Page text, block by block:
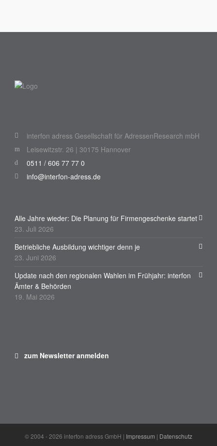
interfon adress Gesellschaft für AdressenResearch mbH
Leisewitzstr. 26 | 30175 Hannover
0511 / 606 77 77 0
info@interfon-adress.de
Alle Jahre wieder: Die Planung für Firmengeschenke startet
23. Juli 2026
Betriebliche Ausbildung wichtiger denn je
23. Juni 2026
Update nach den regionalen Wahlen im Frühjahr: interfon
Ämter & Behörden
19. Mai 2026
zum Newsletter anmelden
© 2004 - 2026 interfon adress GmbH | Impressum | Datenschutz